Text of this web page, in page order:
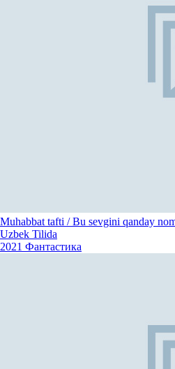
Muhabbat tafti / Bu sevgini qanday
Uzbek Tilida
2021 Фантастика